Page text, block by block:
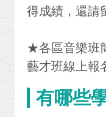
得成績，還請
★各區音樂班
藝才班線上報
有哪些